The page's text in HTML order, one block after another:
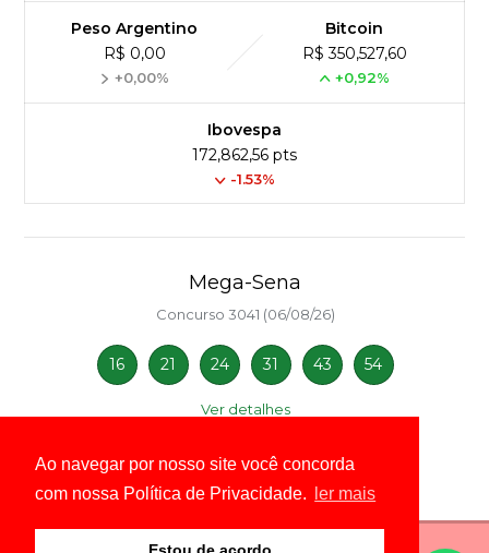
Ao navegar por nosso site você concorda
com nossa Política de Privacidade.
ler mais
Peso Argentino
R$ 0,00
+0,00%
Bitcoin
R$ 350,527,60
+0,92%
Ibovespa
172,862,56 pts
-1.53%
Mega-Sena
Concurso 3041 (06/08/26)
16 21 24 31 43 54
Ver detalhes